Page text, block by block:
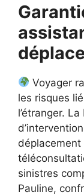
Voyager
les risques
l’étranger.
sinistres
Pauline,